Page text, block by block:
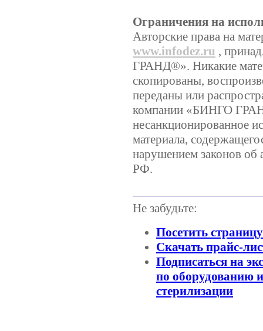
Ограничения на
Авторские права на
www.infodez.ru ,
ГРАНД®». Никакие
скопированы,
переданы или
компании «БИНГО
несанкционированное
материала,
нарушением законов об
РФ.
Не забудьте:
Посетить
Скачать прайс-
Подписаться на
по оборудованию
стерилизации